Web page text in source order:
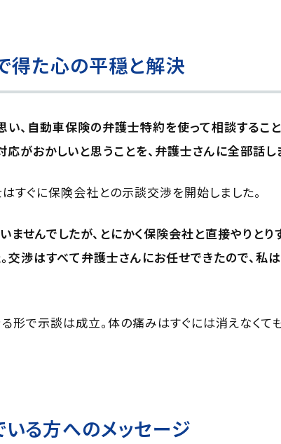
得た心の平穏と解決
い、自動車保険の弁護士特約を使って相談するこ
がおかしいと思うことを、弁護士さんに全部話し
すぐに保険会社との示談交渉を開始しました。
ませんでしたが、とにかく保険会社と直接やりとり
交渉はすべて弁護士さんにお任せできたので、私
形で示談は成立。体の痛みはすぐには消えなくて
る方へのメッセージ